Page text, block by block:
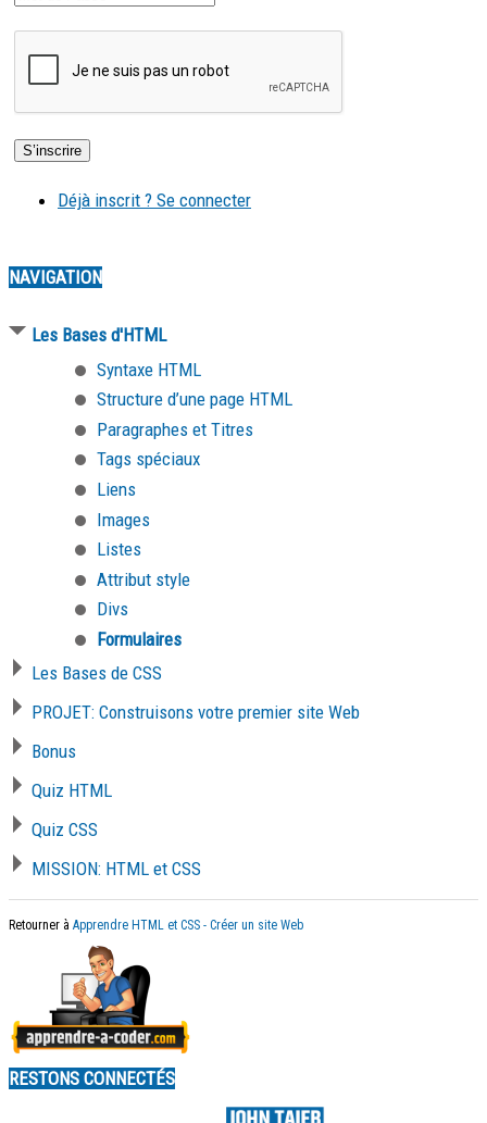
Déjà inscrit ? Se connecter
NAVIGATION
Les Bases d'HTML
Syntaxe HTML
Structure d’une page HTML
Paragraphes et Titres
Tags spéciaux
Liens
Images
Listes
Attribut style
Divs
Formulaires
Les Bases de CSS
PROJET: Construisons votre premier site Web
Bonus
Quiz HTML
Quiz CSS
MISSION: HTML et CSS
Retourner à Apprendre HTML et CSS - Créer un site Web
RESTONS CONNECTÉS